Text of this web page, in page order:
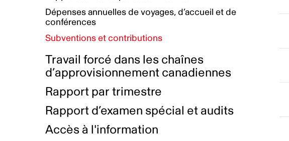
Boîte à outils pour le récit authentique
Collecte de données et l’auto-identification
Plan d'accessibilité
Dépenses annuelles de voyages, d’accueil et de
conférences
Subventions et contributions
Travail forcé dans les chaînes
d’approvisionnement canadiennes
Rapport par trimestre
Rapport d’examen spécial et audits
Accès à l'information